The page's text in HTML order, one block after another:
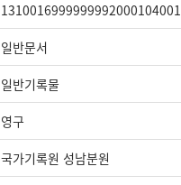
1310016999999992000104001
일반문서
일반기록물
영구
국가기록원 성남분원